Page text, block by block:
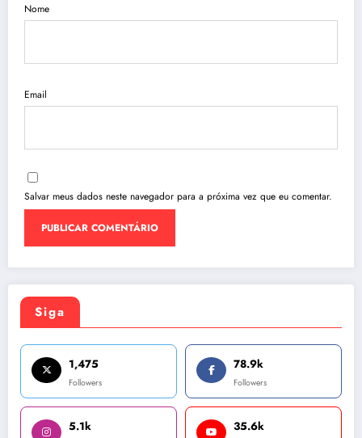
Nome
Email
Salvar meus dados neste navegador para a próxima vez que eu comentar.
Siga
1,475
Followers
78.9k
Followers
5.1k 35.6k